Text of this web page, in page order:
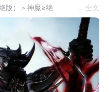
版）＞神魔≥绝
抽或者普池（非国风/联动）
完成度及商店兑换，免去抽
等
全文